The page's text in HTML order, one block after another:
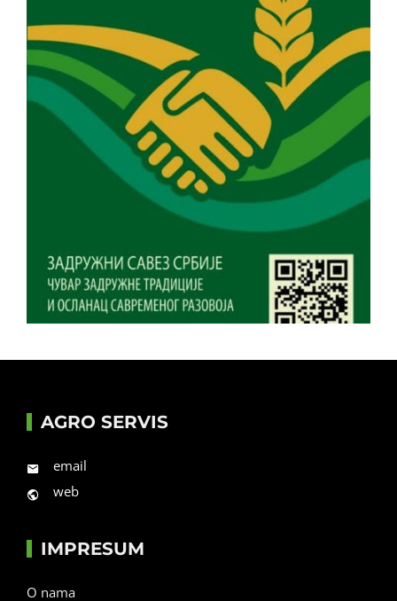
AGRO SERVIS
email
web
IMPRESUM
O nama